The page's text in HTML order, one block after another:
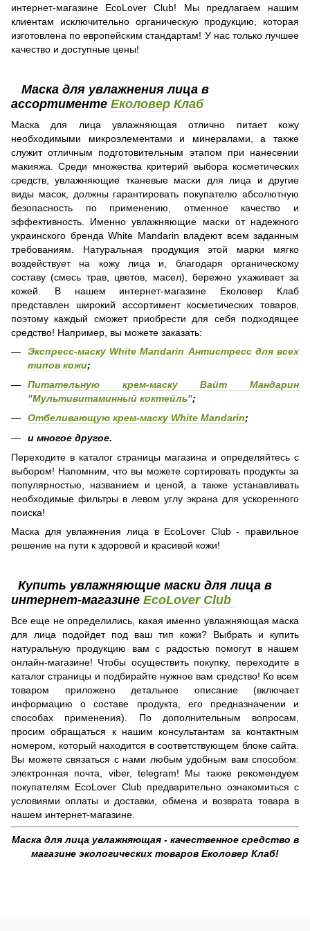
интернет-магазине EcoLover Club! Мы предлагаем нашим
клиентам исключительно органическую продукцию, которая
изготовлена по европейским стандартам! У нас только лучшее
качество и доступные цены!
Маска для увлажнения лица в
ассортименте Еколовер Клаб
Маска для лица увлажняющая отлично питает кожу
необходимыми микроэлементами и минералами, а также
служит отличным подготовительным этапом при нанесении
макияжа. Среди множества критерий выбора косметических
средств, увлажняющие тканевые маски для лица и другие
виды масок, должны гарантировать покупателю абсолютную
безопасность по применению, отменное качество и
эффективность. Именно увлажняющие маски от надежного
украинского бренда White Mandarin владеют всем заданным
требованиям. Натуральная продукция этой марки мягко
воздействует на кожу лица и, благодаря органическому
составу (смесь трав, цветов, масел), бережно ухаживает за
кожей. В нашем интернет-магазине Еколовер Клаб
представлен широкий ассортимент косметических товаров,
поэтому каждый сможет приобрести для себя подходящее
средство! Например, вы можете заказать:
Экспресс-маску White Mandarin Антистресс для всех
типов кожи;
Питательную крем-маску Вайт Мандарин
"Мультивитаминный коктейль";
Отбеливающую крем-маску White Mandarin;
и многое другое.
Переходите в каталог страницы магазина и определяйтесь с
выбором! Напомним, что вы можете сортировать продукты за
популярностью, названием и ценой, а также устанавливать
необходимые фильтры в левом углу экрана для ускоренного
поиска!
Маска для увлажнения лица в EcoLover Club - правильное
решение на пути к здоровой и красивой кожи!
Купить увлажняющие маски для лица в
интернет-магазине EcoLover Club
Все еще не определились, какая именно увлажняющая маска
для лица подойдет под ваш тип кожи? Выбрать и купить
натуральную продукцию вам с радостью помогут в нашем
онлайн-магазине! Чтобы осуществить покупку, переходите в
каталог страницы и подбирайте нужное вам средство! Ко всем
товаром приложено детальное описание (включает
информацию о составе продукта, его предназначении и
способах применения). По дополнительным вопросам,
просим обращаться к нашим консультантам за контактным
номером, который находится в соответствующем блоке сайта.
Вы можете связаться с нами любым удобным вам способом:
электронная почта, viber, telegram! Мы также рекомендуем
покупателям EcoLover Club предварительно ознакомиться с
условиями оплаты и доставки, обмена и возврата товара в
нашем интернет-магазине.
Маска для лица увлажняющая - качественное средство в
магазине экологических товаров Еколовер Клаб!